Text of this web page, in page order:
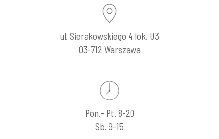
ul. Sierakowskiego 4 lok. U3
03-712 Warszawa
Pon.- Pt. 8-20
Sb. 9-15